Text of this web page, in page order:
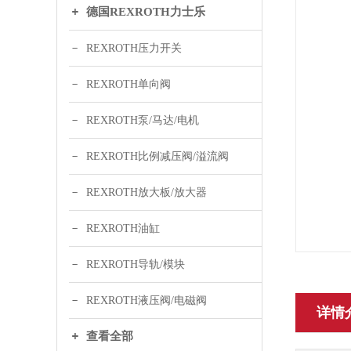
德国REXROTH力士乐
REXROTH压力开关
REXROTH单向阀
REXROTH泵/马达/电机
REXROTH比例减压阀/溢流阀
REXROTH放大板/放大器
REXROTH油缸
REXROTH导轨/模块
REXROTH液压阀/电磁阀
查看全部
详情